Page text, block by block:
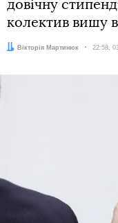
максимально
Автор: Вікторія